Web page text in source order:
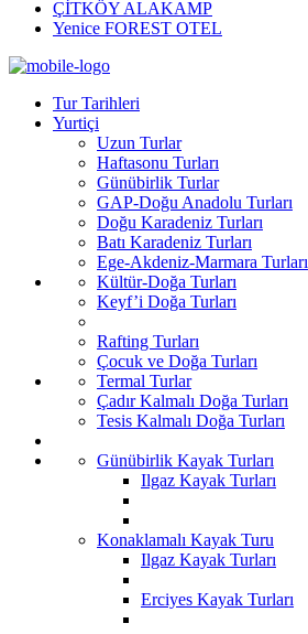
ÇİTKÖY ALAKAMP
Yenice FOREST OTEL
Tur Tarihleri
Yurtiçi
Uzun Turlar
Haftasonu Turları
Günübirlik Turlar
GAP-Doğu Anadolu Turları
Doğu Karadeniz Turları
Batı Karadeniz Turları
Ege-Akdeniz-Marmara Turları
Kültür-Doğa Turları
Keyf’i Doğa Turları
Rafting Turları
Çocuk ve Doğa Turları
Termal Turlar
Çadır Kalmalı Doğa Turları
Tesis Kalmalı Doğa Turları
Günübirlik Kayak Turları
Ilgaz Kayak Turları
Konaklamalı Kayak Turu
Ilgaz Kayak Turları
Erciyes Kayak Turları